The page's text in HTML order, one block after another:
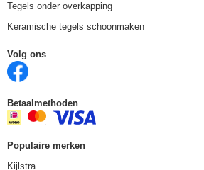
Tegels onder overkapping
Keramische tegels schoonmaken
Volg ons
Betaalmethoden
Populaire merken
Kijlstra